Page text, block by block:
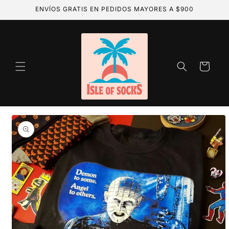
directamente
al contenido
ENVÍOS GRATIS EN PEDIDOS MAYORES A $900
Carrito
Ir
directamente
a la
información
del producto